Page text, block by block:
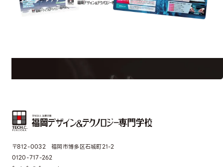
Information
〒812-0032 福岡市博多区石城町21-2
0120-717-262